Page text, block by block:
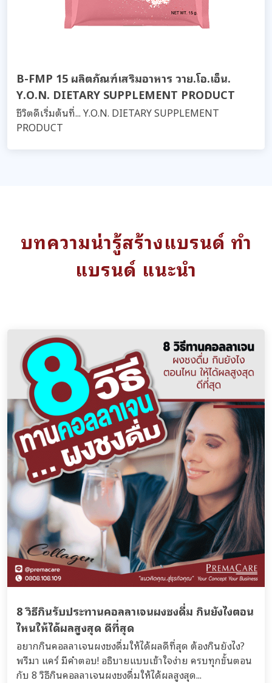
B-FMP 15 ผลิตภัณฑ์เสริมอาหาร วาย.โอ.เอ็น.
Y.O.N. DIETARY SUPPLEMENT PRODUCT
ชีวิตดีเริ่มต้นที่... Y.O.N. DIETARY SUPPLEMENT
PRODUCT
บทความน่ารู้สร้างแบรนด์ ทำ
แบรนด์ แนะนำ
8 วิธีกินรับประทานคอลลาเจนผงชงดื่ม กินยังไงตอน
ไหนให้ได้ผลสูงสุด ดีที่สุด
อยากกินคอลลาเจนผงชงดื่มให้ได้ผลดีที่สุด ต้องกินยังไง?
พรีมา แคร์ มีคำตอบ! อธิบายแบบเข้าใจง่าย ครบทุกขั้นตอน
กับ 8 วิธีกินคอลลาเจนผงชงดื่มให้ได้ผลสูงสุด...